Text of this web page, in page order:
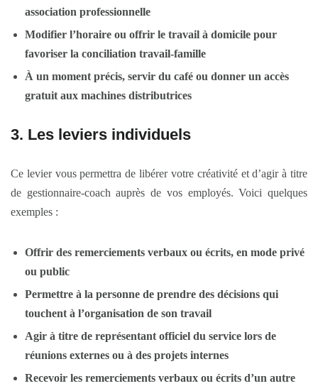
association professionnelle
Modifier l’horaire ou offrir le travail à domicile pour
favoriser la conciliation travail-famille
À un moment précis, servir du café ou donner un accès
gratuit aux machines distributrices
3. Les leviers individuels
Ce levier vous permettra de libérer votre créativité et d’agir à titre
de gestionnaire-coach auprès de vos employés. Voici quelques
exemples :
Offrir des remerciements verbaux ou écrits, en mode privé
ou public
Permettre à la personne de prendre des décisions qui
touchent à l’organisation de son travail
Agir à titre de représentant officiel du service lors de
réunions externes ou à des projets internes
Recevoir les remerciements verbaux ou écrits d’un autre